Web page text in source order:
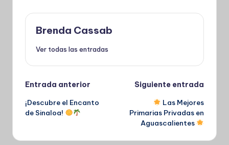
Brenda Cassab
Ver todas las entradas
Navegación
de
Entrada anterior
¡Descubre el Encanto
de Sinaloa!
Siguiente entrada
Las Mejores
Primarias Privadas en
Aguascalientes